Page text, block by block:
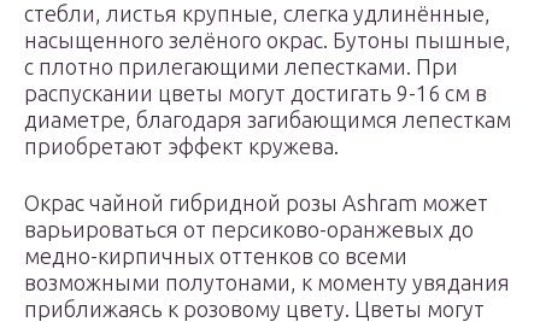
стебли, листья крупные, слегка удлинённые,
насыщенного зелёного окрас. Бутоны пышные,
с плотно прилегающими лепестками. При
распускании цветы могут достигать 9-16 см в
диаметре, благодаря загибающимся лепесткам
приобретают эффект кружева.
Окрас чайной гибридной розы Ashram может
варьироваться от персиково-оранжевых до
медно-кирпичных оттенков со всеми
возможными полутонами, к моменту увядания
приближаясь к розовому цвету. Цветы могут